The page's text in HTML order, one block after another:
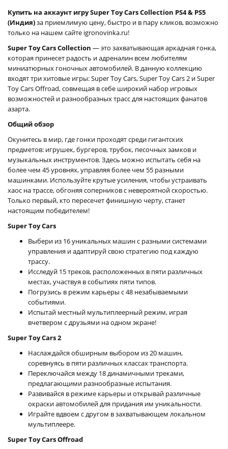
Купить на аккаунт игру Super Toy Cars Collection PS4 & PS5
(Индия)за приемлимую цену, быстро и в пару кликов, возможно
только на нашем сайте igronovinka.ru!
Super Toy Cars Collection — это захватывающая аркадная гонка,
которая принесет радость и адреналин всем любителям
миниатюрных гоночных автомобилей. В данную коллекцию
входят три хитовые игры: Super Toy Cars, Super Toy Cars 2 и Super
Toy Cars Offroad, совмещая в себе широкий набор игровых
возможностей и разнообразных трасс для настоящих фанатов
азарта.
Общий обзор
Окунитесь в мир, где гонки проходят среди гигантских
предметов: игрушек, бургеров, трубок, песочных замков и
музыкальных инструментов. Здесь можно испытать себя на
более чем 45 уровнях, управляя более чем 55 разными
машинками. Используйте крутые усиления, чтобы устраивать
хаос на трассе, обгоняя соперников с невероятной скоростью.
Только первый, кто пересечет финишную черту, станет
настоящим победителем!
Super Toy Cars
Выбери из 16 уникальных машин с разными системами
управления и адаптируй свою стратегию под каждую
трассу.
Исследуй 15 треков, расположенных в пяти различных
местах, участвуя в событиях пяти типов.
Погрузись в режим карьеры с 48 незабываемыми
событиями.
Испытай местный мультиплеерный режим, играя
вчетвером с друзьями на одном экране!
Super Toy Cars 2
Наслаждайся обширным выбором из 20 машин,
соревнуясь в пяти различных классах транспорта.
Переключайся между 18 динамичными треками,
предлагающими разнообразные испытания.
Развивайся в режиме карьеры и открывай различные
окраски автомобилей для придания им уникальности.
Играйте вдвоем с другом в захватывающем локальном
мультиплеере.
Super Toy Cars Offroad